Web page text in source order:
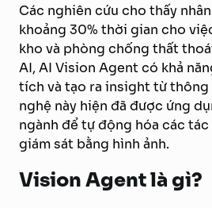
Các nghiên cứu cho thấy
khoảng 30% thời gian cho
kho và phòng chống thất
AI, AI Vision Agent có khả
tích và tạo ra insight từ
nghệ này hiện đã được ứng
ngành để tự động hóa các
giám sát bằng hình ảnh.
Vision Agent là gì?